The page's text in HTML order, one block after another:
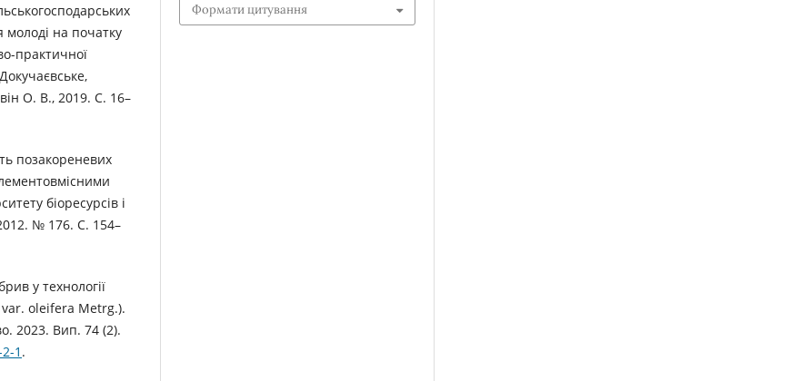
молоді на початку
практичної
О. В., 2019. С. 16–
позакореневих
біоресурсів і
№ 176. С. 154–
у технології
oleifera Metrg.).
2023. Вип. 74 (2).
1 .
Формати цитування